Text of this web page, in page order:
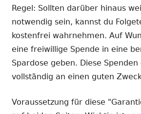
Regel: Sollten darüber hinaus
notwendig sein, kannst du
kostenfrei wahrnehmen. Auf
eine freiwillige Spende in eine
Spardose geben. Diese Spenden
vollständig an einen guten
Voraussetzung für diese